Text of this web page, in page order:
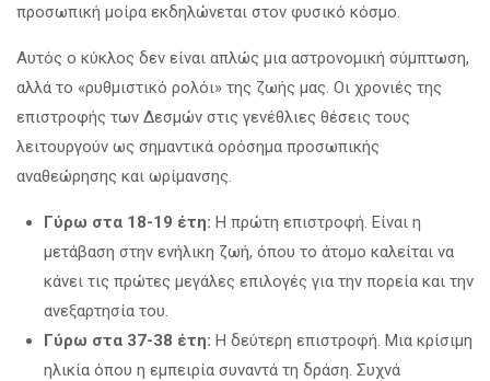
προσωπική μοίρα εκδηλώνεται στον φυσικό κόσμο.
Αυτός ο κύκλος δεν είναι απλώς μια αστρονομική σύμπτωση,
αλλά το «ρυθμιστικό ρολόι» της ζωής μας. Οι χρονιές της
επιστροφής των Δεσμών στις γενέθλιες θέσεις τους
λειτουργούν ως σημαντικά ορόσημα προσωπικής
αναθεώρησης και ωρίμανσης.
Γύρω στα 18-19 έτη: Η πρώτη επιστροφή. Είναι η
μετάβαση στην ενήλικη ζωή, όπου το άτομο καλείται να
κάνει τις πρώτες μεγάλες επιλογές για την πορεία και την
ανεξαρτησία του.
Γύρω στα 37-38 έτη: Η δεύτερη επιστροφή. Μια κρίσιμη
ηλικία όπου η εμπειρία συναντά τη δράση. Συχνά